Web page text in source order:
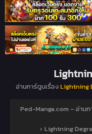
อ่านการ์ตูนเรื่อง Lightning
Ped-Manga.com – อ่าน
› Lightning